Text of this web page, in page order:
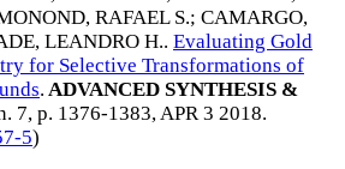
RAFAEL S.; CAMARGO,
LEANDRO H.. Evaluating Gold
for Selective Transformations of
. ADVANCED SYNTHESIS &
7, p. 1376-1383,APR 3 2018.
5)